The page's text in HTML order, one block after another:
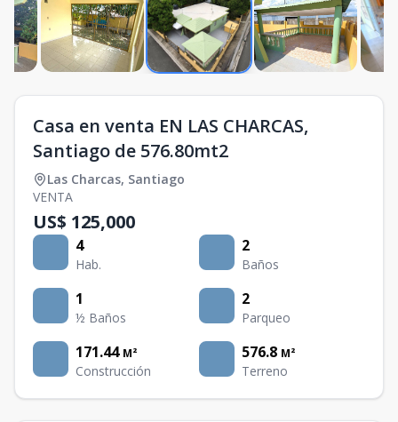
Casa en venta EN LAS CHARCAS,
Santiago de 576.80mt2
Las Charcas, Santiago
VENTA
US$ 125,000
4
Hab.
2
Baños
1
½ Baños
2
Parqueo
171.44 M²
Construcción
576.8 M²
Terreno